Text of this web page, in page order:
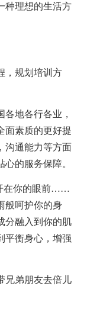
种理想的生活方
，规划培训方
地各行各业，
面素质的更好提
沟通能力等方面
的服务保障。
在你的眼前……
般呵护你的身
分融入到你的肌
平衡身心，增强
兄弟朋友去倍儿